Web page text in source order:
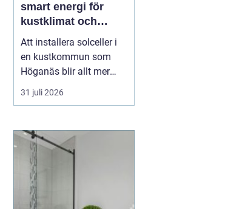
smart energi för
kustklimat och
framtid
Att installera solceller i
en kustkommun som
Höganäs blir allt mer
attraktivt, både för
villaägare,
och företag.
Kombinationen av bra
solförutsättningar,
stigande energipriser
och olika stödformer gör
att fler börjar räkna på
31 juli 2026